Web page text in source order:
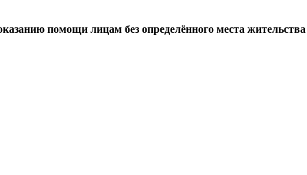
помощи лицам без определённого места жительства